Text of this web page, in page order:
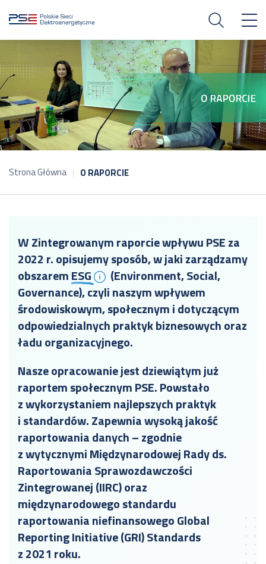
Strona Główna O RAPORCIE
W Zintegrowanym raporcie wpływu PSE za
2022 r. opisujemy sposób, w jaki zarządzamy
obszaremESG
(Environment, Social,
Governance), czyli naszym wpływem
środowiskowym, społecznym i dotyczącym
odpowiedzialnych praktyk biznesowych oraz
ładu organizacyjnego.
Nasze opracowanie jest dziewiątym już
raportem społecznym PSE. Powstało
z wykorzystaniem najlepszych praktyk
i standardów. Zapewnia wysoką jakość
raportowania danych – zgodnie
z wytycznymi Międzynarodowej Rady ds.
Raportowania Sprawozdawczości
Zintegrowanej (IIRC) oraz
międzynarodowego standardu
raportowania niefinansowego Global
Reporting Initiative (GRI) Standards
z 2021 roku.